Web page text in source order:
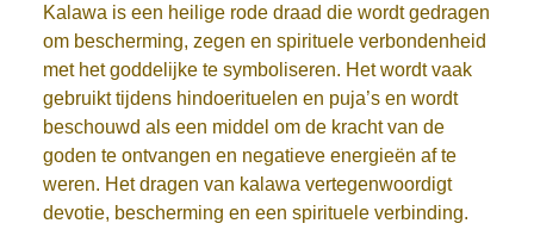
Kalawa is een heilige rode draad die wordt gedragen
om bescherming, zegen en spirituele verbondenheid
met het goddelijke te symboliseren. Het wordt vaak
gebruikt tijdens hindoerituelen en puja’s en wordt
beschouwd als een middel om de kracht van de
goden te ontvangen en negatieve energieën af te
weren. Het dragen van kalawa vertegenwoordigt
devotie, bescherming en een spirituele verbinding.